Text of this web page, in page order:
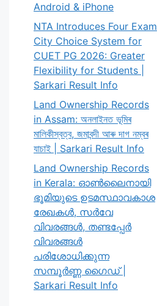
Android & iPhone
NTA Introduces Four Exam
City Choice System for
CUET PG 2026: Greater
Flexibility for Students |
Sarkari Result Info
Land Ownership Records
in Assam: অনলাইনত ভূমিৰ
মালিকীস্বত্ব, জমাবন্দী আৰু দাগ নম্বৰ
যাচাই | Sarkari Result Info
Land Ownership Records
in Kerala: ഓൺലൈനായി
ഭൂമിയുടെ ഉടമസ്ഥാവകാശ
രേഖകൾ, സർവേ
വിവരങ്ങൾ, തണ്ടപ്പേർ
വിവരങ്ങൾ
പരിശോധിക്കുന്ന
സമ്പൂർണ്ണ ഗൈഡ് |
Sarkari Result Info